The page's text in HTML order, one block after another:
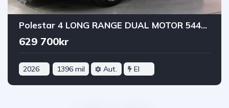
Polestar 4 LONG RANGE DUAL MOTOR 544HK 100kWh BUSINESS PRIME DRAG
629 700kr
2026 1396 mil Aut. El